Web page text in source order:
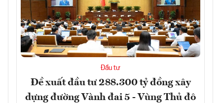
Đầu tư
Đề xuất đầu tư 288.300 tỷ đồng xây
dựng đường Vành đai 5 - Vùng Thủ đô